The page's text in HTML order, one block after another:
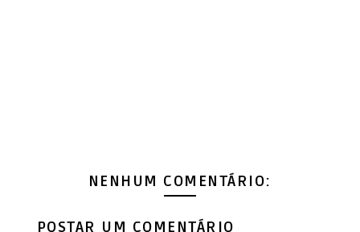
NENHUM COMENTÁRIO:
POSTAR UM COMENTÁRIO